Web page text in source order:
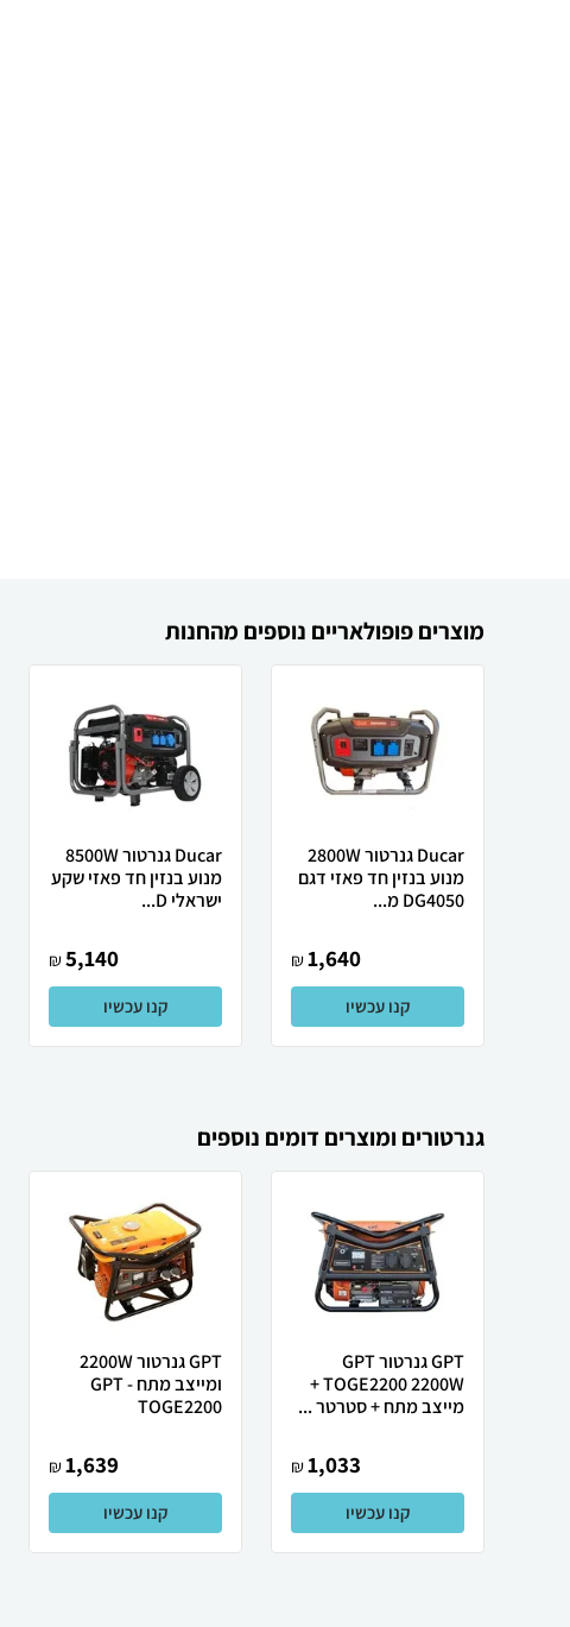
מוצרים פופולאריים נוספים מהחנות
Ducar גנרטור 2800W
מנוע בנזין חד פאזי דגם
DG4050 מ...
1,640
₪
קנו עכשיו
Ducar גנרטור 8500W
מנוע בנזין חד פאזי שקע
ישראלי D...
5,140
₪
קנו עכשיו
גנרטורים ומוצרים דומים נוספים
GPT גנרטור GPT
TOGE2200 2200W +
מייצב מתח + סטרטר ...
1,033
₪
קנו עכשיו
GPT גנרטור 2200W
ומייצב מתח GPT -
TOGE2200
1,639
₪
קנו עכשיו